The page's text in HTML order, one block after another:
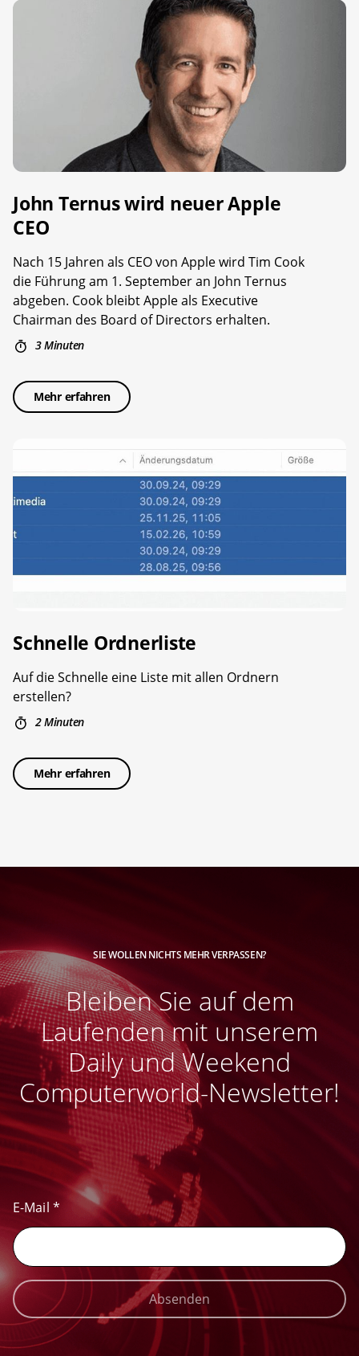
John Ternus wird neuer Apple
CEO
Nach 15 Jahren als CEO von Apple wird Tim Cook
die Führung am 1. September an John Ternus
abgeben. Cook bleibt Apple als Executive
Chairman des Board of Directors erhalten.
3 Minuten
Mehr erfahren
Schnelle Ordnerliste
Auf die Schnelle eine Liste mit allen Ordnern
erstellen?
2 Minuten
Mehr erfahren
SIE WOLLEN NICHTS MEHR VERPASSEN?
Bleiben Sie auf dem
Laufenden mit unserem
Daily und Weekend
Computerworld-Newsletter!
E-Mail *
Absenden